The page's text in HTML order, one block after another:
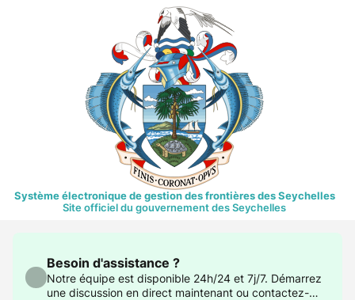
Système électronique de gestion des frontières des Seychelles
Site officiel du gouvernement des Seychelles
Besoin d'assistance ?
Notre équipe est disponible 24h/24 et 7j/7. Démarrez
une discussion en direct maintenant ou contactez-